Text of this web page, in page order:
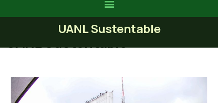
UANL Sustentable
UANL Sustentable